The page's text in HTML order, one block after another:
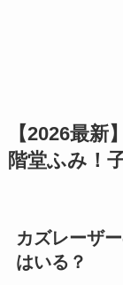
【2026最
階堂ふみ！
カズレーザ
はいる？